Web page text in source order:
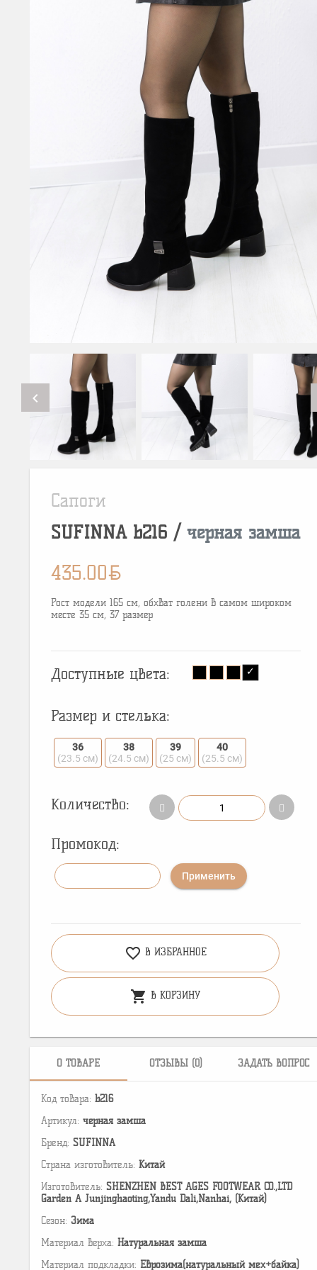
chevron_left
Сапоги
SUFINNA b216 / черная замша
435.00BYN
Рост модели 165 см, обхват голени в самом широком
месте 35 см, 37 размер
Доступные цвета:
Размер и стелька:
36
(23.5 см)
38
(24.5 см)
39
(25 см)
40
(25.5 см)
Количество:
Промокод:
Применить
favorite_border В ИЗБРАННОЕ
shopping_cart В КОРЗИНУ
О ТОВАРЕ ОТЗЫВЫ (0) ЗАДАТЬ ВОПРОС
Код товара: b216
Артикул: черная замша
Бренд: SUFINNA
Страна изготовитель: Китай
Изготовитель: SHENZHEN BEST AGES FOOTWEAR CO.,LTD
Garden A Junjinghaoting,Yandu Dali,Nanhai, (Китай)
Сезон: Зима
Материал верха: Натуральная замша
Материал подкладки: Еврозима(натуральный мех+байка)